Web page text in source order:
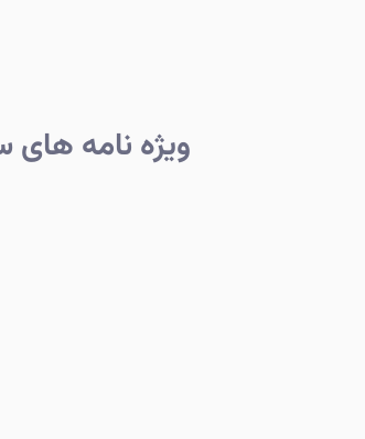
ویژه نامه های سال